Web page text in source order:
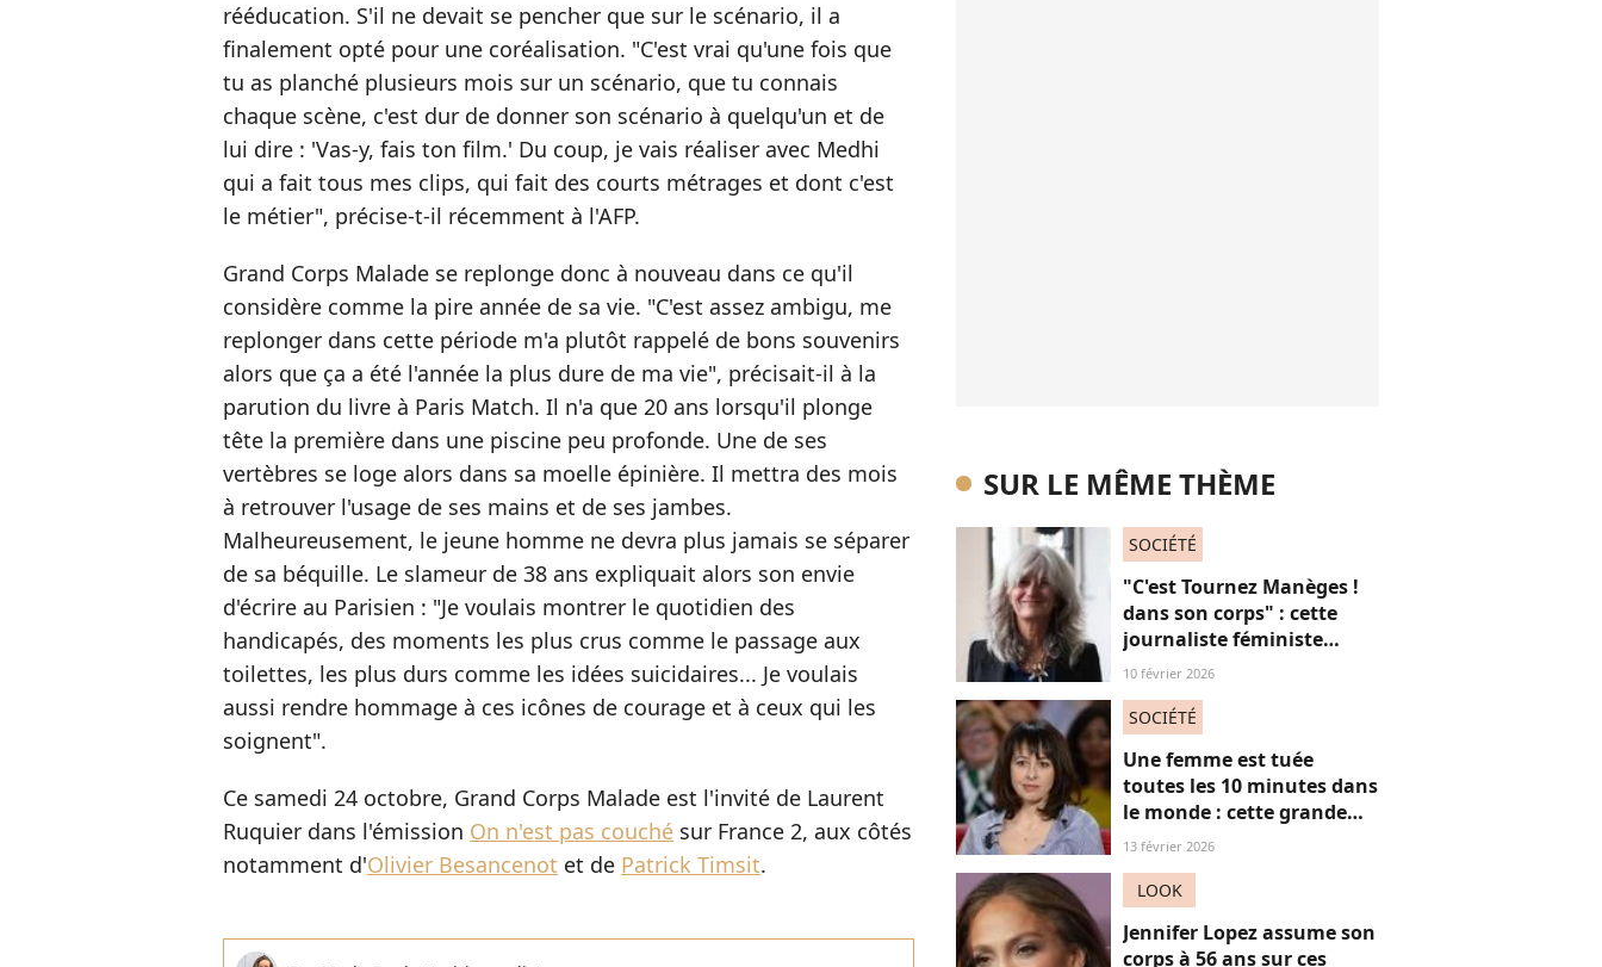
rééducation. S'il ne devait se pencher que sur le scénario, il a
finalement opté pour une coréalisation. "C'est vrai qu'une fois que
tu as planché plusieurs mois sur un scénario, que tu connais
chaque scène, c'est dur de donner son scénario à quelqu'un et de
lui dire : 'Vas-y, fais ton film.' Du coup, je vais réaliser avec Medhi
qui a fait tous mes clips, qui fait des courts métrages et dont c'est
le métier", précise-t-il récemment à l'AFP.
Grand Corps Malade se replonge donc à nouveau dans ce qu'il
considère comme la pire année de sa vie. "C'est assez ambigu, me
replonger dans cette période m'a plutôt rappelé de bons souvenirs
alors que ça a été l'année la plus dure de ma vie", précisait-il à la
parution du livre à Paris Match. Il n'a que 20 ans lorsqu'il plonge
tête la première dans une piscine peu profonde. Une de ses
vertèbres se loge alors dans sa moelle épinière. Il mettra des mois
à retrouver l'usage de ses mains et de ses jambes.
Malheureusement, le jeune homme ne devra plus jamais se séparer
de sa béquille. Le slameur de 38 ans expliquait alors son envie
d'écrire au Parisien : "Je voulais montrer le quotidien des
handicapés, des moments les plus crus comme le passage aux
toilettes, les plus durs comme les idées suicidaires... Je voulais
aussi rendre hommage à ces icônes de courage et à ceux qui les
soignent".
Ce samedi 24 octobre, Grand Corps Malade est l'invité de Laurent
Ruquier dans l'émission On n'est pas couché sur France 2, aux côtés
notamment d'Olivier Besancenot et de Patrick Timsit.
SUR LE MÊME THÈME
SOCIÉTÉ
"C'est Tournez Manèges !
dans son corps" : cette
journaliste féministe
défend ses cheveux blancs
10 février 2026
SOCIÉTÉ
Une femme est tuée
toutes les 10 minutes dans
le monde : cette grande
actrice et amie de Marie
fléau des féminicides
13 février 2026
LOOK
Jennifer Lopez assume son
corps à 56 ans sur ces